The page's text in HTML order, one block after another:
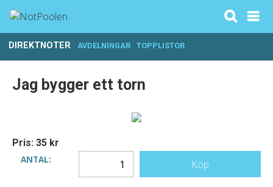
DIREKTNOTER AVDELNINGAR TOPPLISTOR
Jag bygger ett torn
Pris: 35 kr
ANTAL:
Köp